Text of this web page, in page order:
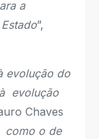
a
”,
evolução do
evolução
Chaves
como o de